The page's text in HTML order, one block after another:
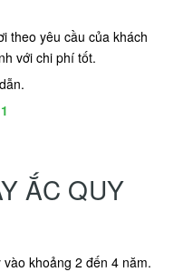
theo yêu cầu của khách
với chi phí tốt.
ẮC QUY
khoảng 2 đến 4 năm.